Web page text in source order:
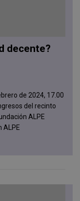
decente?
de 2024, 17.00
del recinto
ALPE
ALPE